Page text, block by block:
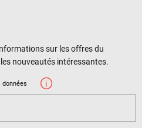
sur les offres du
nouveautés intéressantes.